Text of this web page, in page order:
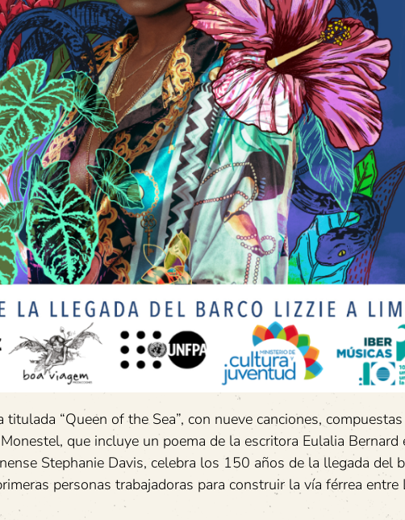
titulada “Queen of the Sea”, con nueve canciones,
que incluye un poema de la escritora Eulalia Bernard
Stephanie Davis, celebra los 150 años de la llegada del
personas trabajadoras para construir la vía férrea entre